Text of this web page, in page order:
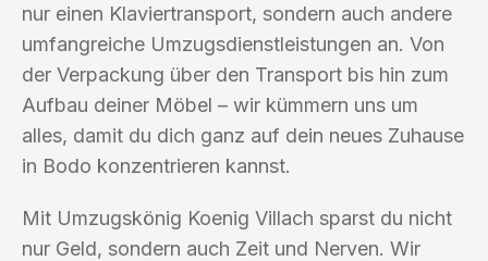
nur einen Klaviertransport, sondern auch andere
umfangreiche Umzugsdienstleistungen an. Von
der Verpackung über den Transport bis hin zum
Aufbau deiner Möbel – wir kümmern uns um
alles, damit du dich ganz auf dein neues Zuhause
in Bodo konzentrieren kannst.
Mit Umzugskönig Koenig Villach sparst du nicht
nur Geld, sondern auch Zeit und Nerven. Wir